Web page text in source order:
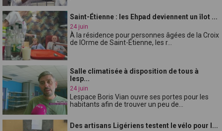
Saint-Étienne : les Ehpad deviennent un îlot ...
24 juin
À la résidence pour personnes âgées de la Croix
de lOrme de Saint-Étienne, les r...
Salle climatisée à disposition de tous à
lesp...
24 juin
Lespace Boris Vian ouvre ses portes pour les
habitants afin de trouver un peu de...
Des artisans Ligériens testent le vélo pour l...